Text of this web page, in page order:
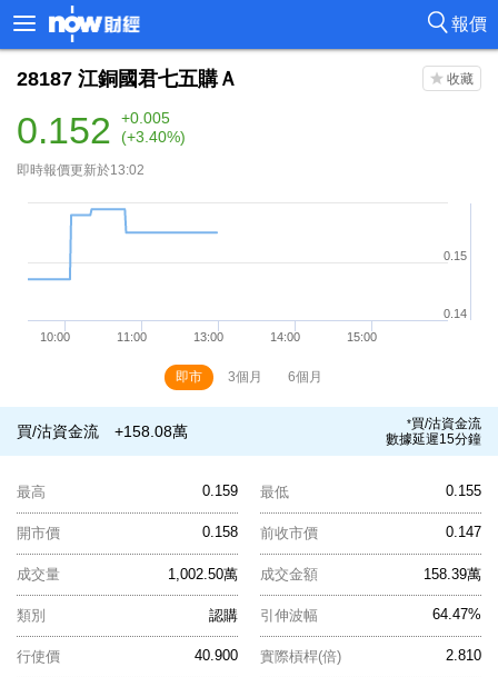
報價
28187 江銅國君七五購Ａ
0.152
+0.005
(+3.40%)
即時報價更新於13:02
即市 3個月 6個月
買/沽資金流 +158.08萬 *買/沽資金流
數據延遲15分鐘
0.159
最高 0.155
最低
0.158
開市價 0.147
前收市價
1,002.50萬
成交量 158.39萬
成交金額
認購
類別 64.47%
引伸波幅
40.900
行使價 2.810
實際槓桿(倍)